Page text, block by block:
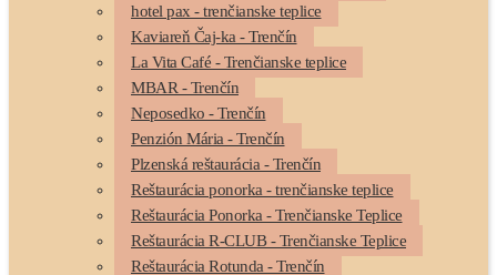
hotel pax - trenčianske teplice
Kaviareň Čaj-ka - Trenčín
La Vita Café - Trenčianske teplice
MBAR - Trenčín
Neposedko - Trenčín
Penzión Mária - Trenčín
Plzenská reštaurácia - Trenčín
Reštaurácia ponorka - trenčianske teplice
Reštaurácia Ponorka - Trenčianske Teplice
Reštaurácia R-CLUB - Trenčianske Teplice
Reštaurácia Rotunda - Trenčín